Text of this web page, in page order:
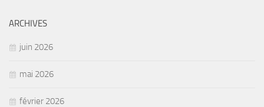
ARCHIVES
juin 2026
mai 2026
février 2026